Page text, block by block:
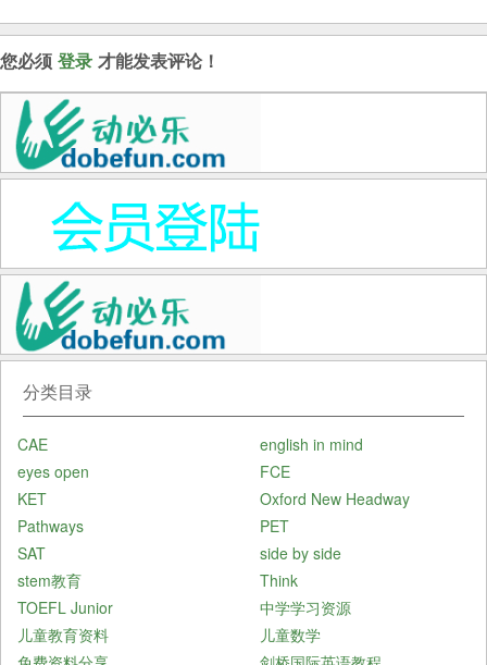
您必须 登录 才能发表评论！
分类目录
CAE
english in mind
eyes open
FCE
KET
Oxford New Headway
Pathways
PET
SAT
side by side
stem教育
Think
TOEFL Junior
中学学习资源
儿童教育资料
儿童数学